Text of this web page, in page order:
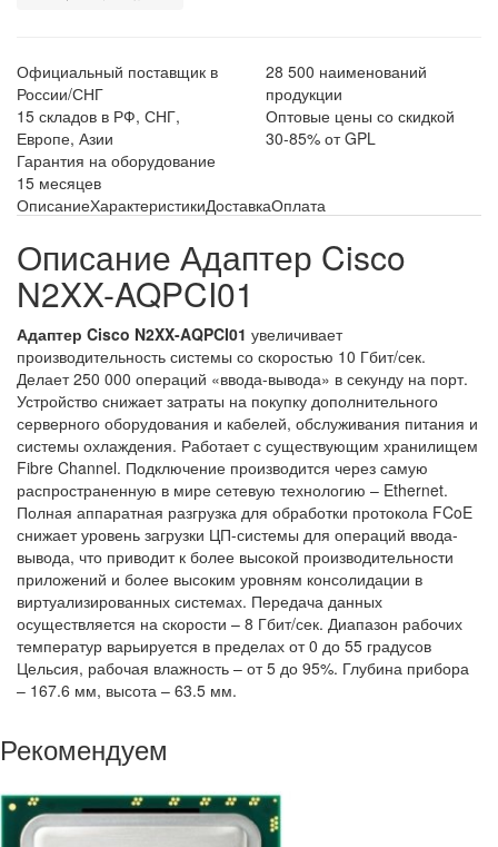
Официальный поставщик в
России/СНГ
28 500 наименований
продукции
15 складов в РФ, СНГ,
Европе, Азии
Оптовые цены со скидкой
30-85% от GPL
Гарантия на оборудование
15 месяцев
ОписаниеХарактеристикиДоставкаОплата
Описание Адаптер Cisco
N2XX-AQPCI01
Адаптер Cisco N2XX-AQPCI01 увеличивает
производительность системы со скоростью 10 Гбит/сек.
Делает 250 000 операций «ввода-вывода» в секунду на порт.
Устройство снижает затраты на покупку дополнительного
серверного оборудования и кабелей, обслуживания питания и
системы охлаждения. Работает с существующим хранилищем
Fibre Channel. Подключение производится через самую
распространенную в мире сетевую технологию – Ethernet.
Полная аппаратная разгрузка для обработки протокола FCoE
снижает уровень загрузки ЦП-системы для операций ввода-
вывода, что приводит к более высокой производительности
приложений и более высоким уровням консолидации в
виртуализированных системах. Передача данных
осуществляется на скорости – 8 Гбит/сек. Диапазон рабочих
температур варьируется в пределах от 0 до 55 градусов
Цельсия, рабочая влажность – от 5 до 95%. Глубина прибора
– 167.6 мм, высота – 63.5 мм.
Рекомендуем